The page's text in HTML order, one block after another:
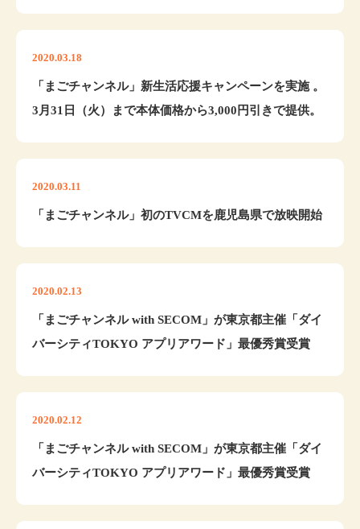
2020.03.18
「まごチャンネル」新生活応援キャンペーンを実施 。
3月31日（火）まで本体価格から3,000円引きで提供。
2020.03.11
「まごチャンネル」初のTVCMを鹿児島県で放映開始
2020.02.13
「まごチャンネル with SECOM」が東京都主催「ダイ
バーシティTOKYO アプリアワード」最優秀賞受賞
2020.02.12
「まごチャンネル with SECOM」が東京都主催「ダイ
バーシティTOKYO アプリアワード」最優秀賞受賞